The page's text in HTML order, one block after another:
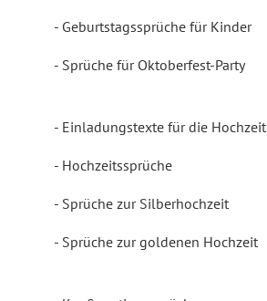
Geburtstagssprüche für Kinder
Sprüche für Oktoberfest-Party
Einladungstexte für die Hochzeit
Hochzeitssprüche
Sprüche zur Silberhochzeit
Sprüche zur goldenen Hochzeit